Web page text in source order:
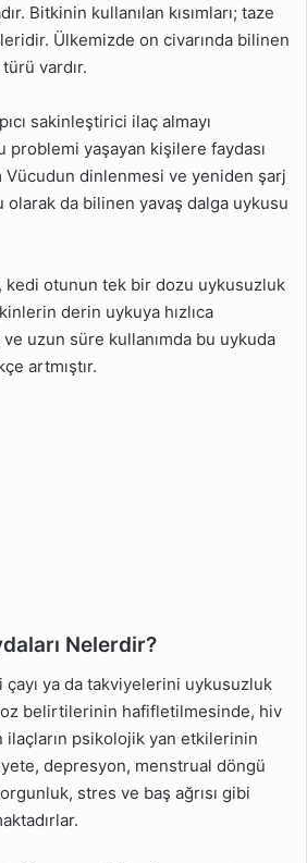
Bitkinin kullanılan kısımları; taze
Ülkemizde on civarında bilinen
vardır.
sakinleştirici ilaç almayı
problemi yaşayan kişilere faydası
dinlenmesi ve yeniden şarj
olarak da bilinen yavaş dalga uykusu
kedi otunun tek bir dozu uykusuzluk
derin uykuya hızlıca
uzun süre kullanımda bu uykuda
artmıştır.
Nelerdir?
ya da takviyelerini uykusuzluk
belirtilerinin hafifletilmesinde, hiv
ilaçların psikolojik yan etkilerinin
depresyon, menstrual döngü
stres ve baş ağrısı gibi